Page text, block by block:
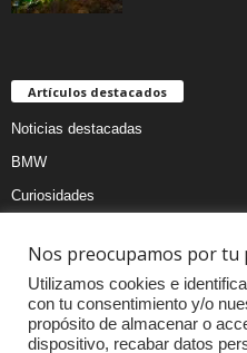
Artículos destacados
Noticias destacadas
BMW
Curiosidades
Audi
MOTOS
Competiciones
Nos preocupamos por tu
Utilizamos cookies e
con tu consentimiento y/o
propósito de almacenar o
dispositivo, recabar datos